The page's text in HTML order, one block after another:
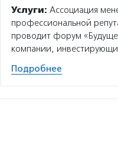
Услуги: Ассоциация
профессиональной
проводит форум
компании,
Подробнее